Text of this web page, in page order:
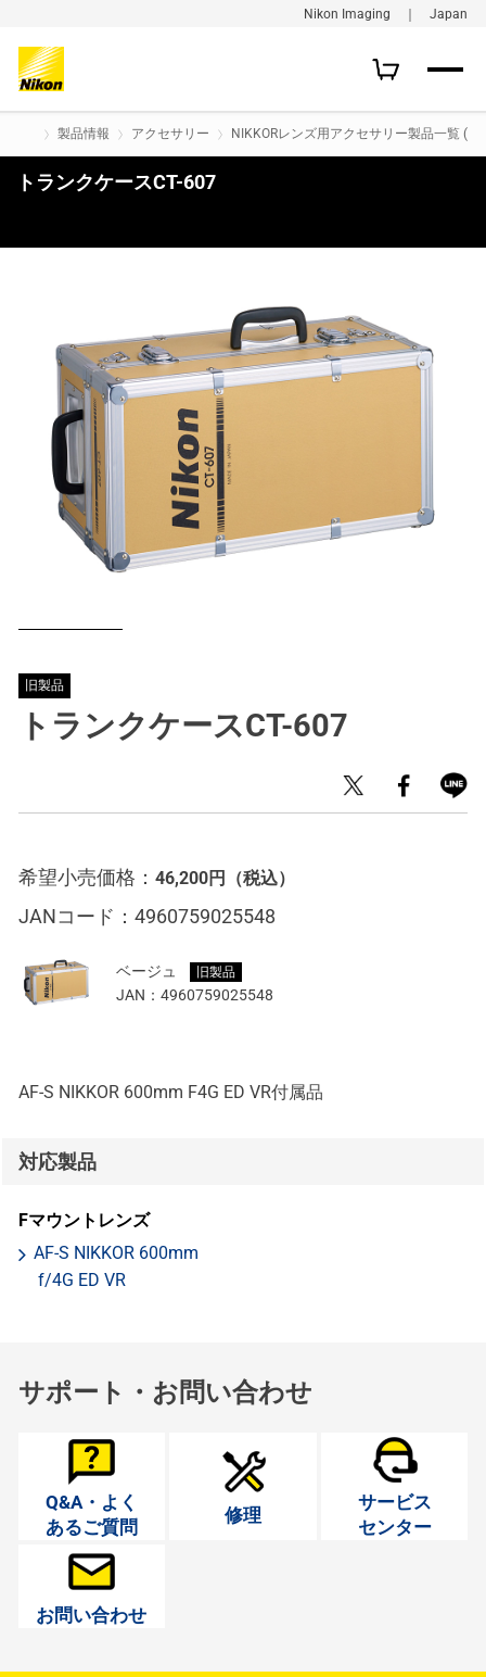
Nikon Imaging ｜ Japan
製品情報 アクセサリー NIKKORレンズ用アクセサリー製品一覧 (旧
トランクケースCT-607
旧製品
トランクケースCT-607
希望小売価格： 46,200円 （税込）
JANコード： 4960759025548
ベージュ 旧製品
JAN： 4960759025548
AF-S NIKKOR 600mm F4G ED VR付属品
対応製品
Fマウントレンズ
AF-S NIKKOR 600mm
f/4G ED VR
サポート・お問い合わせ
Q&A・よく
あるご質問
修理
サービス
センター
お問い合わせ